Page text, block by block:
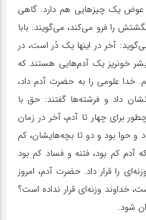
یک چیزهایی هم دارد. گاهی
را فرو می‌کند، می‌گویند: بابا
آخر در اینها یک دُر است، در
خونریز یک آدم‌هایی هستند که
خدا علومی را به حضرت آدم داد،
داد و فرشته‌ها گفتند: حق با
برای چهار تا آدم، آخر در زمان
و حوا بود و دو تا بچه‌هایشان، کم
آدم کم بود، فتنه و فساد کم بود
را قرار داد. حضرت آدم، امروز
خداوند وزنه‌ای قرار نداده است؟
شود.